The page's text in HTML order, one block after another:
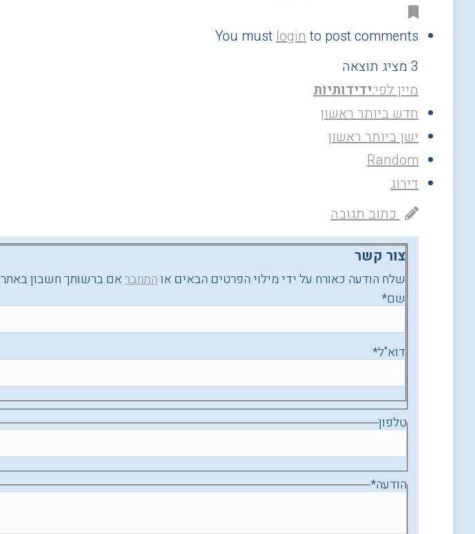
You mustloginto post comments
3 מציג תוצאה
מיין לפי:ידידותיות
חדש ביותר ראשון
ישן ביותר ראשון
Random
דירוג
כתוב תגובה
צור קשר
שלח הודעה כאורח על ידי מילוי הפרטים הבאים אוהתחבראם ברשותך חשבון באתר
שם*
דוא"ל*
טלפון
הודעה*